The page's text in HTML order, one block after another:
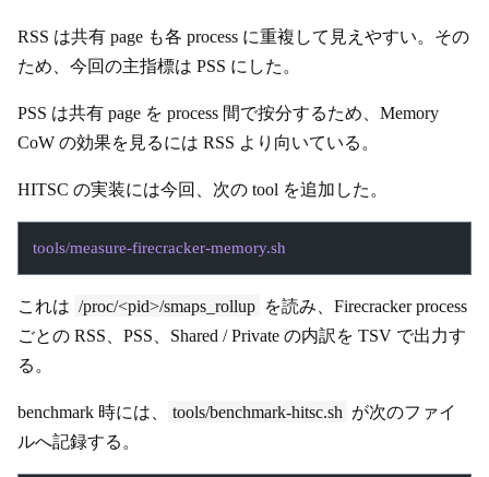
RSS は共有 page も各 process に重複して見えやすい。その
ため、今回の主指標は PSS にした。
PSS は共有 page を process 間で按分するため、Memory
CoW の効果を見るには RSS より向いている。
HITSC の実装には今回、次の tool を追加した。
tools/measure-firecracker-memory.sh
これは /proc/<pid>/smaps_rollup を読み、Firecracker process
ごとの RSS、PSS、Shared / Private の内訳を TSV で出力す
る。
benchmark 時には、 tools/benchmark-hitsc.sh が次のファイ
ルへ記録する。